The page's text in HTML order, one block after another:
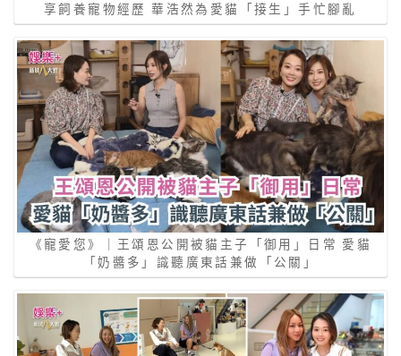
享飼養寵物經歷 華浩然為愛貓「接生」手忙腳亂
《寵愛您》｜王頌恩公開被貓主子「御用」日常 愛貓
「奶醬多」識聽廣東話兼做「公關」